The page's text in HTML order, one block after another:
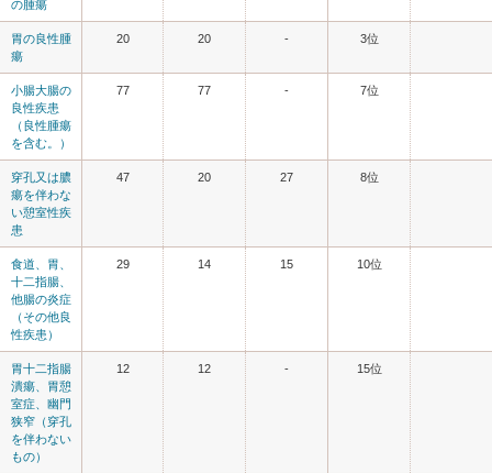
の腫瘍
胃の良性腫
瘍
20 20 - 3位
小腸大腸の
良性疾患
（良性腫瘍
を含む。）
77 77 - 7位
穿孔又は膿
瘍を伴わな
い憩室性疾
患
47 20 27 8位
食道、胃、
十二指腸、
他腸の炎症
（その他良
性疾患）
29 14 15 10位
胃十二指腸
潰瘍、胃憩
室症、幽門
狭窄（穿孔
を伴わない
もの）
12 12 - 15位